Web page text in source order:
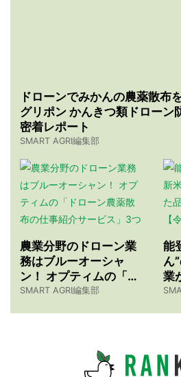
ドローンでみかんの農薬散布
グリポン かんきつ類ドローン
密着レポート
SMART AGRI編集部
農業分野のドローン業
務はブルーオーシャ
ン！ オプティムの「ド
ローン農薬散布の仕事
SMART AGRI編集部
能
ん
業
み